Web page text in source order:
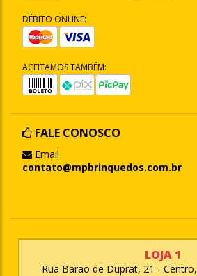
DÉBITO ONLINE:
ACEITAMOS TAMBÉM:
FALE CONOSCO
Email
contato@mpbrinquedos.com.br
LOJA 1
Rua Barão de Duprat, 21 - Centro,